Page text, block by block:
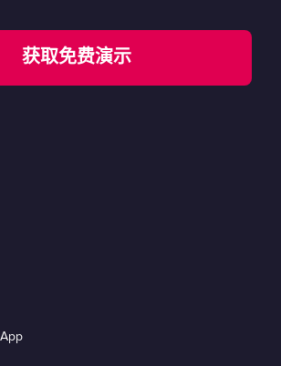
获取免费演示